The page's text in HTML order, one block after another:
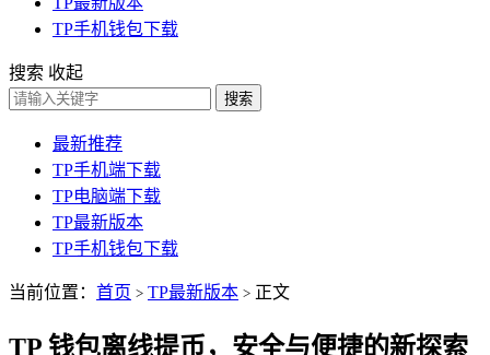
TP手机钱包下载
搜索 收起
搜索
最新推荐
TP手机端下载
TP电脑端下载
TP最新版本
TP手机钱包下载
当前位置： 首页 > TP最新版本 > 正文
TP 钱包离线提币，安全与便捷的新探索